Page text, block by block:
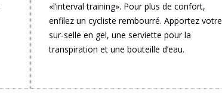
«l’interval training». Pour plus de confort,
enfilez un cycliste rembourré. Apportez votre
sur-selle en gel, une serviette pour la
transpiration et une bouteille d’eau.